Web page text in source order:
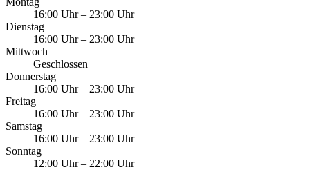
16:00 Uhr– 23:00 Uhr
Dienstag
16:00 Uhr– 23:00 Uhr
Mittwoch
Geschlossen
Donnerstag
16:00 Uhr– 23:00 Uhr
Freitag
16:00 Uhr– 23:00 Uhr
Samstag
16:00 Uhr– 23:00 Uhr
Sonntag
12:00 Uhr– 22:00 Uhr